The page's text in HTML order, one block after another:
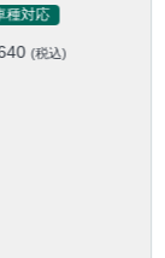
ック対策
)